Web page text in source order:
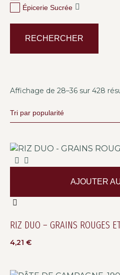
Épicerie Sucrée
RECHERCHER
Affichage de 28–36 sur 428
RIZ DUO – GRAINS ROUGES
4,21 €
AJOUTER